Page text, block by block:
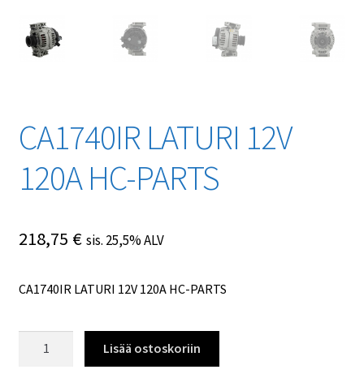
CA1740IR LATURI 12V
120A HC-PARTS
218,75 € sis. 25,5% ALV
CA1740IR LATURI 12V 120A HC-PARTS
Lisää ostoskoriin